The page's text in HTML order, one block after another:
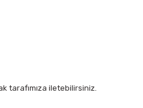
tarafımıza iletebilirsiniz.